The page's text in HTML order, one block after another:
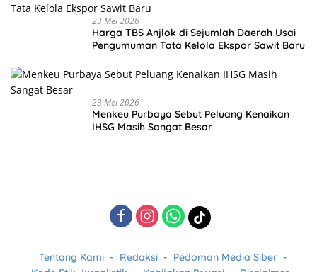
23 Mei 2026
Harga TBS Anjlok di Sejumlah Daerah Usai
Pengumuman Tata Kelola Ekspor Sawit Baru
23 Mei 2026
Menkeu Purbaya Sebut Peluang Kenaikan
IHSG Masih Sangat Besar
Tentang Kami Redaksi
Pedoman Media Siber